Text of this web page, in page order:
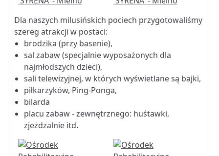
Dla naszych milusińskich pociech przygotowaliśmy
szereg atrakcji w postaci:
brodzika (przy basenie),
sal zabaw (specjalnie wyposażonych dla
najmłodszych dzieci),
sali telewizyjnej, w których wyświetlane są bajki,
piłkarzyków, Ping-Ponga,
bilarda
placu zabaw - zewnętrznego: huśtawki,
zjeżdzalnie itd.